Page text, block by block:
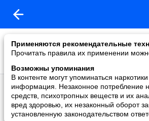
Применяются рекомендательные
Прочитать правила их применении
Возможны упоминания
В контенте могут упоминаться
информация. Незаконное потребление
средств, психотропных веществ и их
вред здоровью, их незаконный оборот
установленную законодательством
Игорь
добавил видео
04.12.2013
3 Бой Амбер